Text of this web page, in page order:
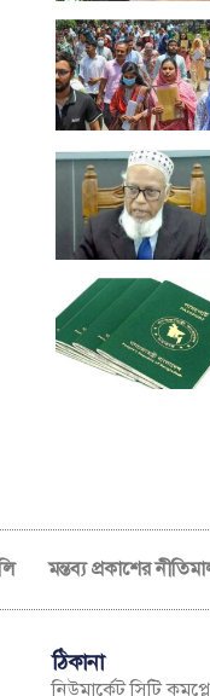
মন্তব্য প্রকাশের
ঠিকানা
নিউমার্কেট সিটি